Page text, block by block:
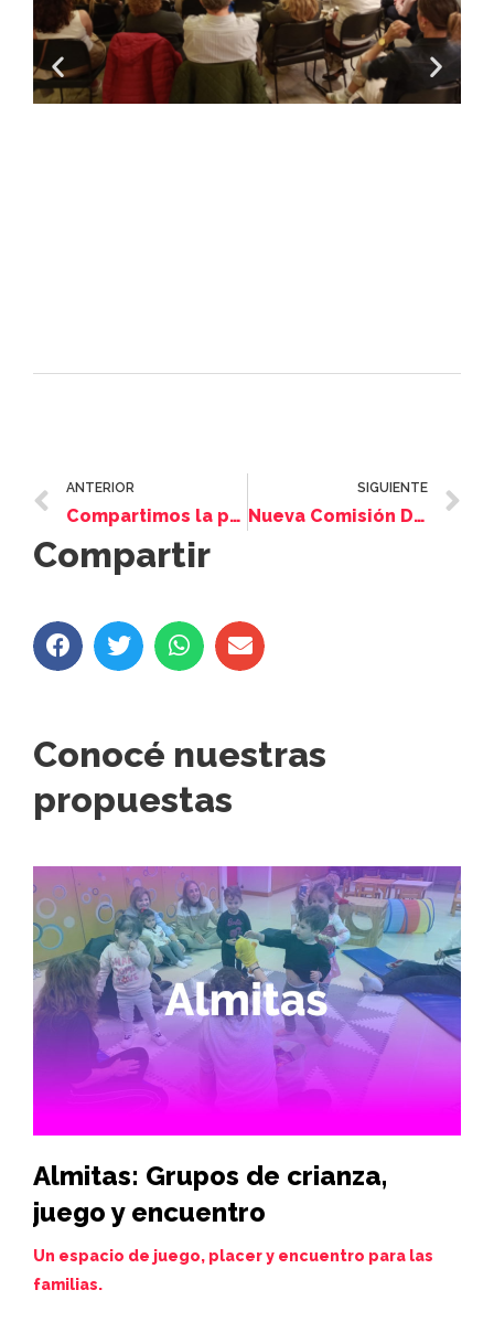
ANTERIOR
Compartimos la presentación del libro: “Del Bósforo a Villa Crespo”
SIGUIENTE
Nueva Comisión Directiva Amijai 2025-2026
Compartir
Conocé nuestras
propuestas
Almitas: Grupos de crianza,
juego y encuentro
Un espacio de juego, placer y encuentro para las
familias.